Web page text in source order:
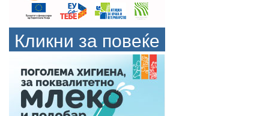
Кликни за повеќе